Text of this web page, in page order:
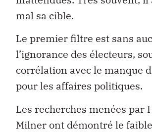
mal sa cible.
Le premier filtre est sans
l’ignorance des électeurs,
corrélation avec le manque
pour les affaires politiques.
Les recherches menées par
Milner ont démontré le